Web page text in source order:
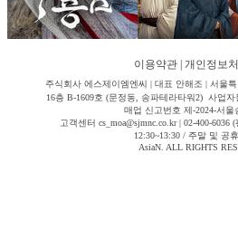
이용약관 개인정보
주식회사 에스제이엠엔씨 | 대표 안해조 | 서울
16층 B-1609호 (문정동, 송파테라타워2) 사업자
매업 신고번호 제-2024-서울
고객센터 cs_moa@sjmnc.co.kr | 02-400-6036
12:30~13:30 / 주말 및 공
AsiaN. ALL RIGHTS